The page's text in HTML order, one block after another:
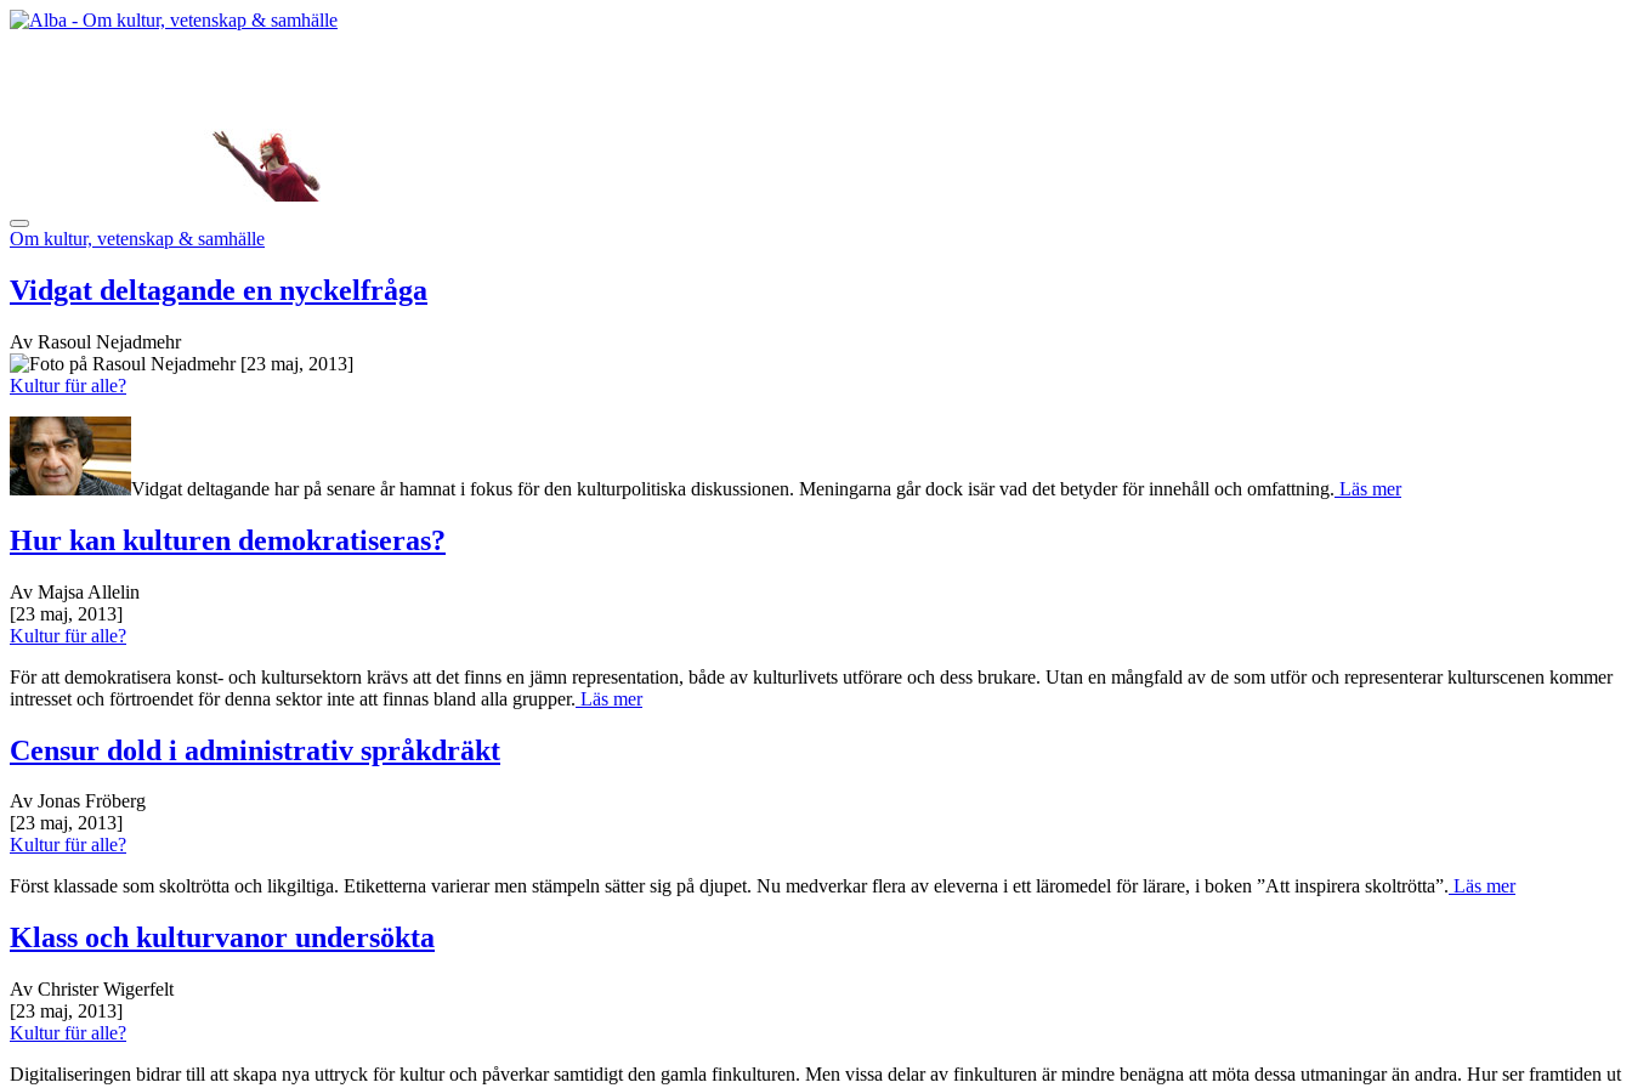
Om kultur, vetenskap & samhälle
Vidgat deltagande en nyckelfråga
Av Rasoul Nejadmehr
[23 maj, 2013]
Kultur für alle?
Vidgat deltagande har på senare år hamnat i fokus för den kulturpolitiska diskussionen. Meningarna går dock isär vad det betyder för innehåll och omfattning. Läs mer
Hur kan kulturen demokratiseras?
Av Majsa Allelin
[23 maj, 2013]
Kultur für alle?
För att demokratisera konst- och kultursektorn krävs att det finns en jämn representation, både av kulturlivets utförare och dess brukare. Utan en mångfald av de som utför och representerar kulturscenen kommer
intresset och förtroendet för denna sektor inte att finnas bland alla grupper. Läs mer
Censur dold i administrativ språkdräkt
Av Jonas Fröberg
[23 maj, 2013]
Kultur für alle?
Först klassade som skoltrötta och likgiltiga. Etiketterna varierar men stämpeln sätter sig på djupet. Nu medverkar flera av eleverna i ett läromedel för lärare, i boken ”Att inspirera skoltrötta”. Läs mer
Klass och kulturvanor undersökta
Av Christer Wigerfelt
[23 maj, 2013]
Kultur für alle?
Digitaliseringen bidrar till att skapa nya uttryck för kultur och påverkar samtidigt den gamla finkulturen. Men vissa delar av finkulturen är mindre benägna att möta dessa utmaningar än andra. Hur ser framtiden ut